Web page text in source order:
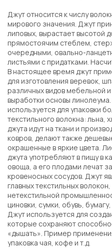
Джут относится к числу
мирового значения. Джут
липовых, вырастает высотой
прямостоячим стеблем,
очередными, овально-
листьями с придатками.
В настоящее время джут
для изготовления веревок,
различных видов мебельной
выработки основы
используется для упаковки
текстильного волокна: льна,
джута идут на ткани и
ковров, делают также
окрашенные в яркие цвета.
джута употребляют в пищу в
овоща, а его плодами лечат
кровеносных сосудов. Джут
главных текстильных
нетекстильной
циновки, сумки, обувь,
Джут используется для
которые сохраняют
«дышать». Пример
упаковка чая, кофе и т.д.